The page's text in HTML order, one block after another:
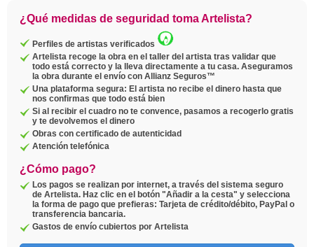
¿Qué medidas de seguridad toma Artelista?
Perfiles de artistas verificados
Artelista recoge la obra en el taller del artista tras validar que
todo está correcto y la lleva directamente a tu casa. Aseguramos
la obra durante el envío con Allianz Seguros™
Una plataforma segura: El artista no recibe el dinero hasta que
nos confirmas que todo está bien
Si al recibir el cuadro no te convence, pasamos a recogerlo gratis
y te devolvemos el dinero
Obras con certificado de autenticidad
Atención telefónica
¿Cómo pago?
Los pagos se realizan por internet, a través del sistema seguro
de Artelista. Haz clic en el botón "Añadir a la cesta" y selecciona
la forma de pago que prefieras: Tarjeta de crédito/débito, PayPal o
transferencia bancaria.
Gastos de envío cubiertos por Artelista